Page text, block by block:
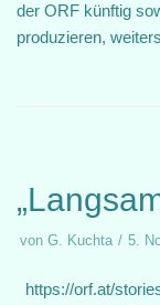
der ORF künftig
produzieren,
von G. Kuchta 5.
https://orf.at/